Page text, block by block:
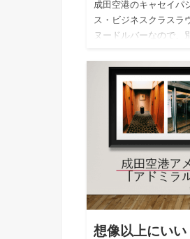
成田空港のキャセイパ
ス・ビジネスクラスラ
ヌードルバーなので、
ていますが、第2…
想像以上にい